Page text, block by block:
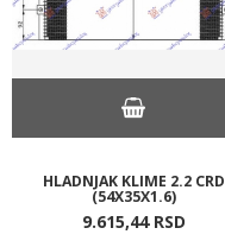
HLADNJAK KLIME 2.2 CRD
(54X35X1.6)
9.615,44 RSD